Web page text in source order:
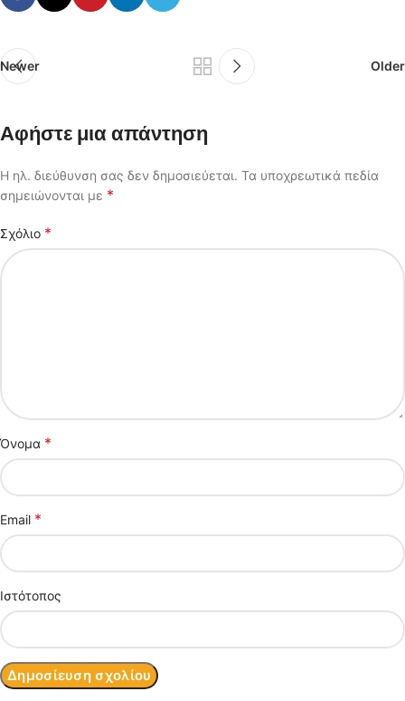
Newer Older
Αφήστε μια απάντηση
Η ηλ. διεύθυνση σας δεν δημοσιεύεται. Τα υποχρεωτικά πεδία
σημειώνονται με *
Σχόλιο *
Όνομα *
Email *
Ιστότοπος